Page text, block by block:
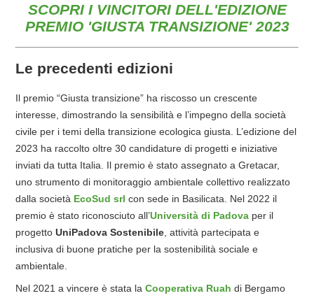
SCOPRI I VINCITORI DELL'EDIZIONE
PREMIO 'GIUSTA TRANSIZIONE' 2023
Le precedenti edizioni
Il premio “Giusta transizione” ha riscosso un crescente
interesse, dimostrando la sensibilità e l’impegno della società
civile per i temi della transizione ecologica giusta. L’edizione del
2023 ha raccolto oltre 30 candidature di progetti e iniziative
inviati da tutta Italia. Il premio è stato assegnato a Gretacar,
uno strumento di monitoraggio ambientale collettivo realizzato
dalla società EcoSud srl con sede in Basilicata. Nel 2022 il
premio è stato riconosciuto all’Università di Padova per il
progetto UniPadova Sostenibile , attività partecipata e
inclusiva di buone pratiche per la sostenibilità sociale e
ambientale.
Nel 2021 a vincere è stata la Cooperativa Ruah di Bergamo